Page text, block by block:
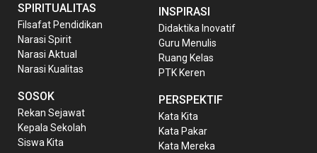
SPIRITUALITAS
Filsafat Pendidikan
Narasi Spirit
Narasi Aktual
Narasi Kualitas
SOSOK
Rekan Sejawat
Kepala Sekolah
Siswa Kita
INSPIRASI
Didaktika Inovatif
Guru Menulis
Ruang Kelas
PTK Keren
PERSPEKTIF
Kata Kita
Kata Pakar
Kata Mereka